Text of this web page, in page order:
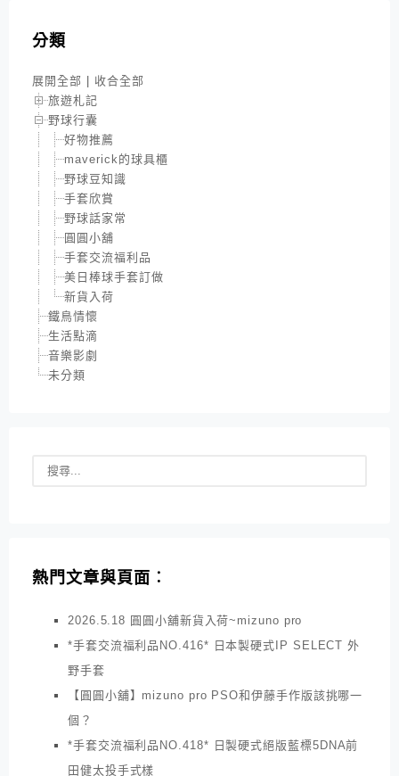
分類
展開全部 | 收合全部
旅遊札記
野球行囊
好物推薦
maverick的球具櫃
野球豆知識
手套欣賞
野球話家常
圓圓小舖
手套交流福利品
美日棒球手套訂做
新貨入荷
鐵鳥情懷
生活點滴
音樂影劇
未分類
熱門文章與頁面︰
2026.5.18 圓圓小舖新貨入荷~mizuno pro
*手套交流福利品NO.416* 日本製硬式IP SELECT 外
野手套
【圓圓小舖】mizuno pro PSO和伊藤手作版該挑哪一
個？
*手套交流福利品NO.418* 日製硬式絕版藍標5DNA前
田健太投手式樣